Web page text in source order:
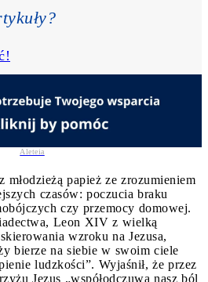
Aleteia
młodzieżą papież ze zrozumieniem
czasów: poczucia braku
czy przemocy domowej.
Leon XIV z wielką
wzroku na Jezusa,
bierze na siebie w swoim ciele
ludzkości”. Wyjaśnił, że przez
Jezus „współodczuwa nasz ból